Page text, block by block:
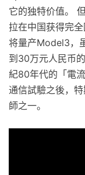
它的独特价值。
拉在中国获得完
将量产Model3，
到30万元人民币
紀80年代的「電
通信試驗之後，
師之一。